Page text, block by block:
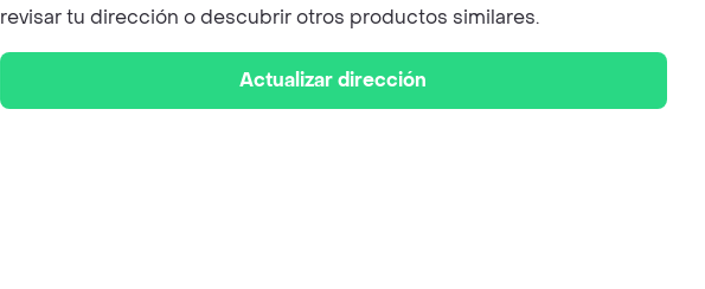
revisar tu dirección o descubrir otros productos similares.
Actualizar dirección